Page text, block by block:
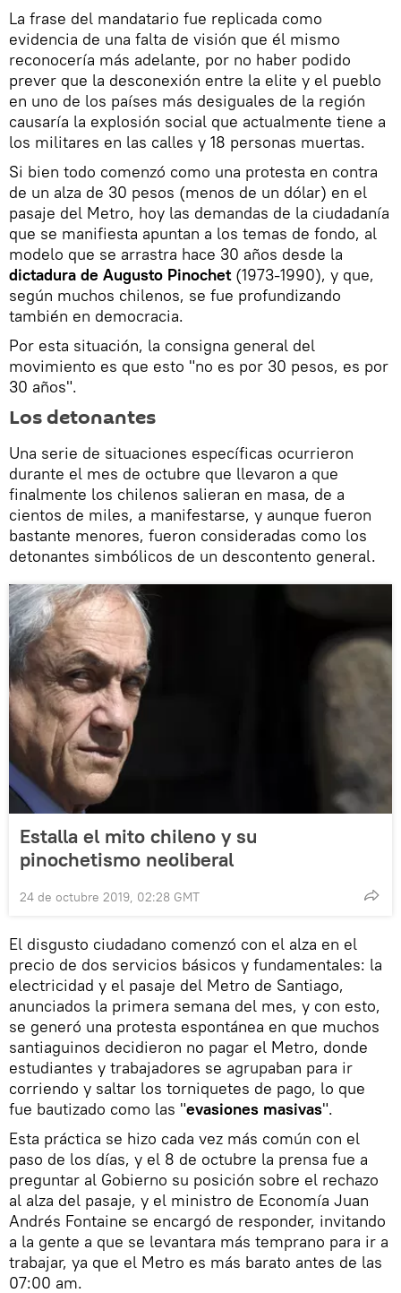
La frase del mandatario fue replicada como
evidencia de una falta de visión que él mismo
reconocería más adelante, por no haber podido
prever que la desconexión entre la elite y el pueblo
en uno de los países más desiguales de la región
causaría la explosión social que actualmente tiene a
los militares en las calles y 18 personas muertas.
Si bien todo comenzó como una protesta en contra
de un alza de 30 pesos (menos de un dólar) en el
pasaje del Metro, hoy las demandas de la ciudadanía
que se manifiesta apuntan a los temas de fondo, al
modelo que se arrastra hace 30 años desde la
dictadura de Augusto Pinochet(1973-1990), y que,
según muchos chilenos, se fue profundizando
también en democracia.
Por esta situación, la consigna general del
movimiento es que esto "no es por 30 pesos, es por
30 años".
Los detonantes
Una serie de situaciones específicas ocurrieron
durante el mes de octubre que llevaron a que
finalmente los chilenos salieran en masa, de a
cientos de miles, a manifestarse, y aunque fueron
bastante menores, fueron consideradas como los
detonantes simbólicos de un descontento general.
Estalla el mito chileno y su
pinochetismo neoliberal
24 de octubre 2019, 02:28 GMT
El disgusto ciudadano comenzó con el alza en el
precio de dos servicios básicos y fundamentales: la
electricidad y el pasaje del Metro de Santiago,
anunciados la primera semana del mes, y con esto,
se generó una protesta espontánea en que muchos
santiaguinos decidieron no pagar el Metro, donde
estudiantes y trabajadores se agrupaban para ir
corriendo y saltar los torniquetes de pago, lo que
fue bautizado como las "evasiones masivas".
Esta práctica se hizo cada vez más común con el
paso de los días, y el 8 de octubre la prensa fue a
preguntar al Gobierno su posición sobre el rechazo
al alza del pasaje, y el ministro de Economía Juan
Andrés Fontaine se encargó de responder, invitando
a la gente a que se levantara más temprano para ir a
trabajar, ya que el Metro es más barato antes de las
07:00 am.